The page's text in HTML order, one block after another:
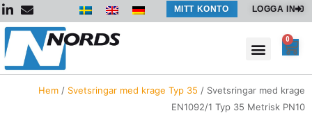
Hoppa
till
innehåll
MITT KONTO LOGGA IN
0
Hem / Svetsringar med krage Typ 35 / Svetsringar med krage
EN1092/1 Typ 35 Metrisk PN10